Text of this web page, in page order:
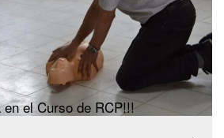
el Curso de RCP!!!